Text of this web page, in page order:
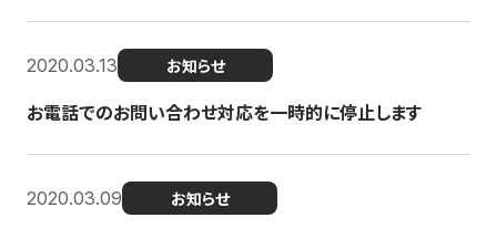
2020.03.13 お知らせ
お電話でのお問い合わせ対応を一時的に停止します
2020.03.09 お知らせ